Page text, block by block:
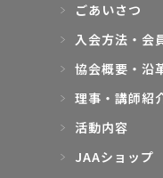
ごあいさつ
入会方法・会
協会概要・沿
理事・講師紹
活動内容
JAAショップ